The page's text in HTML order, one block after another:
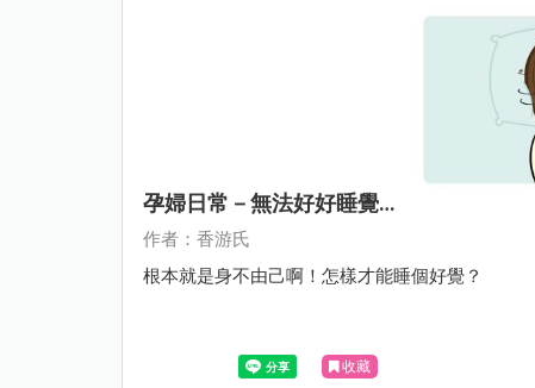
孕婦日常－無法好好睡覺…
作者：香游氏
根本就是身不由己啊！怎樣才能睡個好覺？
收藏